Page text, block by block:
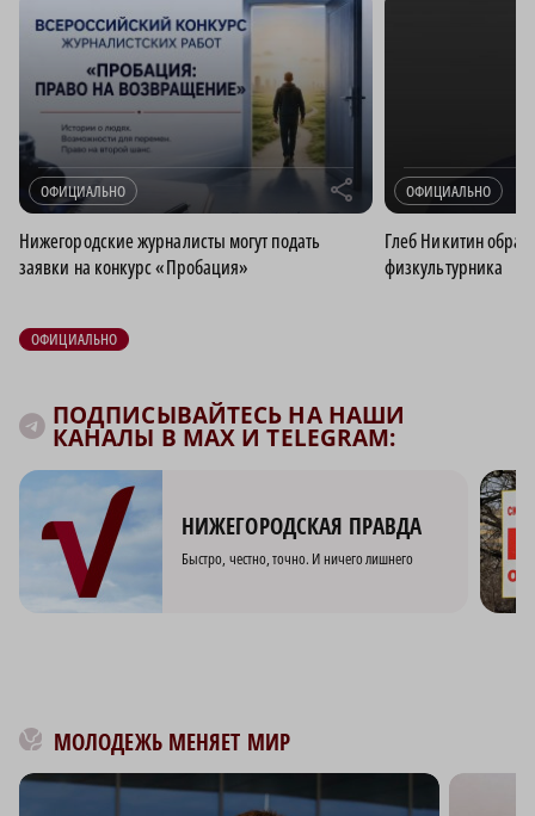
ОФИЦИАЛЬНО r
Нижегородские журналисты могут подать
заявки на конкурс «Пробация»
ОФИЦИАЛЬНО
Глеб Никитин
физкультурника
ОФИЦИАЛЬНО
ПОДПИСЫВАЙТЕСЬ НА НАШИ
КАНАЛЫ В MAX И TELEGRAM:
НИЖЕГОРОДСКАЯ ПРАВДА
Быстро, честно, точно. И ничего лишнего
МОЛОДЕЖЬ МЕНЯЕТ МИР